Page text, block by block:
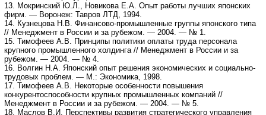
13. Мокринский Ю.Л., Новикова Е.А. Опыт работы лучших японских
фирм. — Воронеж: Тавров ЛТД, 1994.
14. Кузнецова Н.В. Финансово-промышленные группы японского типа
// Менеджмент в России и за рубежом. — 2004. — № 1.
15. Тимофеев А.В. Принципы политики оплаты труда персонала
крупного промышленного холдинга // Менеджмент в России и за
рубежом. — 2004. — № 4.
16. Волгин Н.А. Японский опыт решения экономических и социально-
трудовых проблем. — М.: Экономика, 1998.
17. Тимофеев А.В. Некоторые особенности повышения
конкурентоспособности крупных промышленных компаний //
Менеджмент в России и за рубежом. — 2004. — № 5.
18. Маслов В.И. Перспективы развития стратегического управления